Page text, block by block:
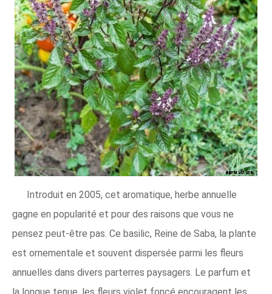
Introduit en 2005, cet aromatique, herbe annuelle
gagne en popularité et pour des raisons que vous ne
pensez peut-être pas. Ce basilic, Reine de Saba, la plante
est ornementale et souvent dispersée parmi les fleurs
annuelles dans divers parterres paysagers. Le parfum et